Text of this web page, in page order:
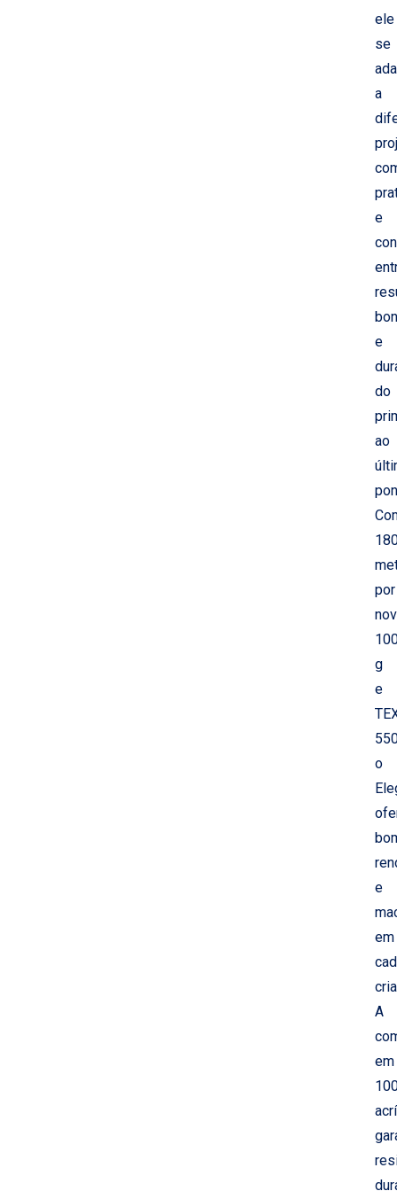
ele
se
a
e
e
do
ao
por
g
e
o
e
em
A
em